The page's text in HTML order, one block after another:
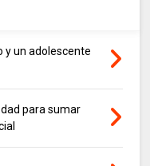
y un adolescente
para sumar